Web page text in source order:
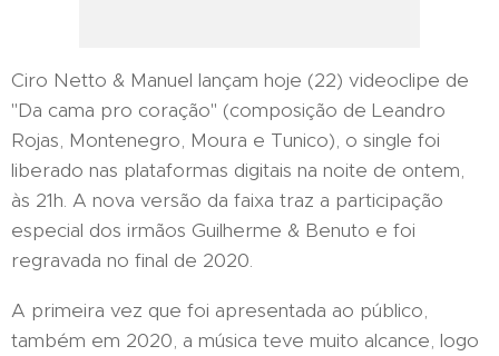
Ciro Netto & Manuel lançam hoje (22) videoclipe de
"Da cama pro coração" (composição de Leandro
Rojas, Montenegro, Moura e Tunico), o single foi
liberado nas plataformas digitais na noite de ontem,
às 21h. A nova versão da faixa traz a participação
especial dos irmãos Guilherme & Benuto e foi
regravada no final de 2020.
A primeira vez que foi apresentada ao público,
também em 2020, a música teve muito alcance, logo